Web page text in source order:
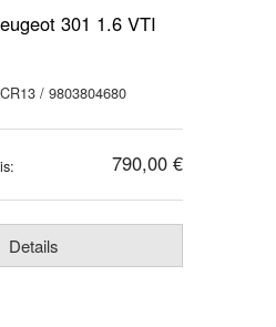
301 1.6 VTI
/ 9803804680
790,00 €
Details